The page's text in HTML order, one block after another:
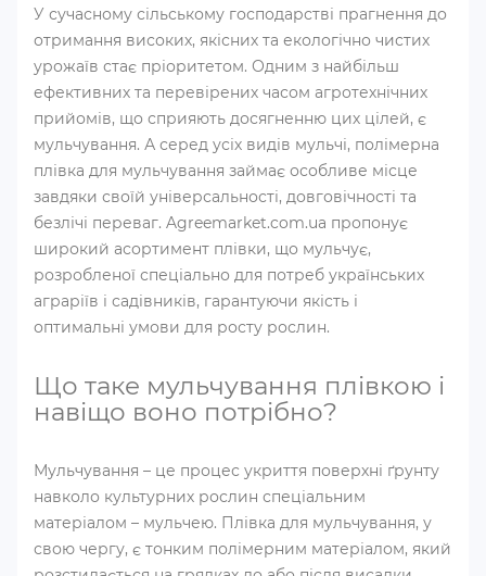
У сучасному сільському господарстві прагнення до
отримання високих, якісних та екологічно чистих
урожаїв стає пріоритетом. Одним з найбільш
ефективних та перевірених часом агротехнічних
прийомів, що сприяють досягненню цих цілей, є
мульчування. А серед усіх видів мульчі, полімерна
плівка для мульчування займає особливе місце
завдяки своїй універсальності, довговічності та
безлічі переваг. Agreemarket.com.ua пропонує
широкий асортимент плівки, що мульчує,
розробленої спеціально для потреб українських
аграріїв і садівників, гарантуючи якість і
оптимальні умови для росту рослин.
Що таке мульчування плівкою і
навіщо воно потрібно?
Мульчування – це процес укриття поверхні ґрунту
навколо культурних рослин спеціальним
матеріалом – мульчею. Плівка для мульчування, у
свою чергу, є тонким полімерним матеріалом, який